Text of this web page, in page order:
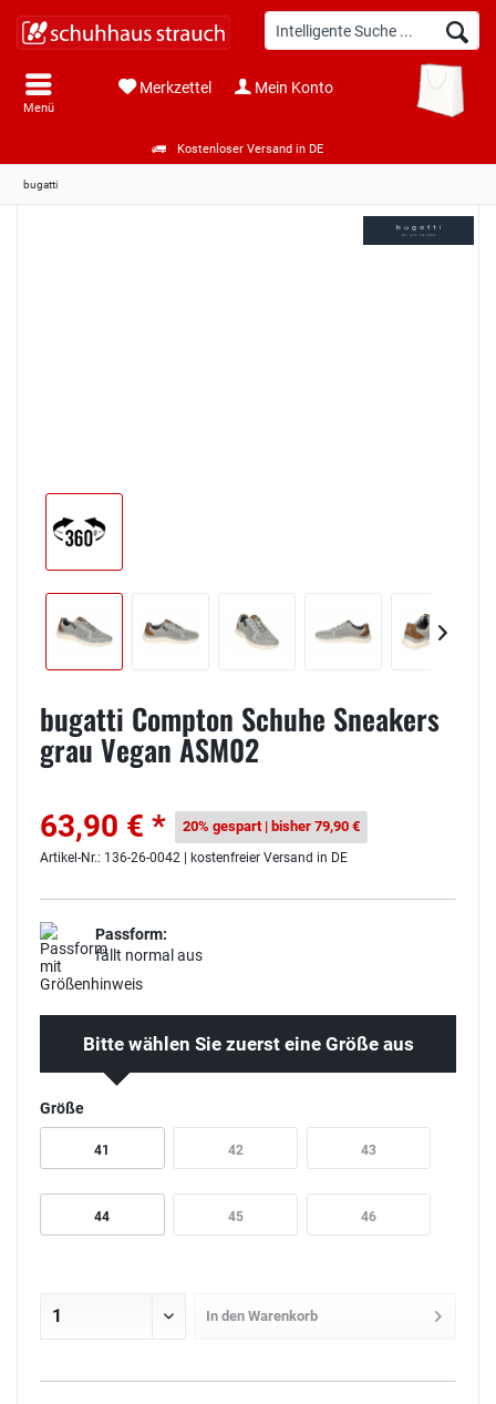
Kostenloser Versand in DE
Menü
Merkzettel Mein Konto
bugatti
bugatti Compton Schuhe Sneakers
grau Vegan ASM02
63,90 € * 20% gespart | bisher 79,90 €
Artikel-Nr.: 136-26-0042 | kostenfreier Versand in DE
Passform:
fällt normal aus
Bitte wählen Sie zuerst eine Größe aus
Größe
41 42 43
44 45 46
In den Warenkorb